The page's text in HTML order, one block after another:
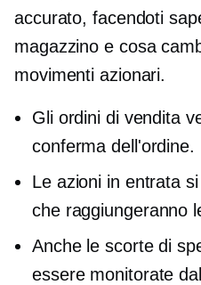
accurato, facendoti
magazzino e cosa
movimenti azionari.
Gli ordini di vendita
conferma dell'ordine.
Le azioni in entrata
che raggiungeranno
Anche le scorte di
essere monitorate